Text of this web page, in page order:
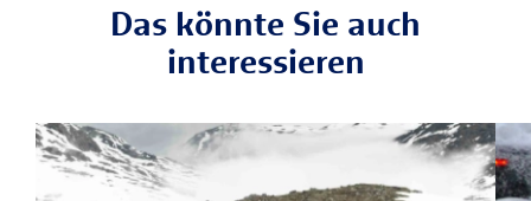
Das könnte Sie auch
interessieren